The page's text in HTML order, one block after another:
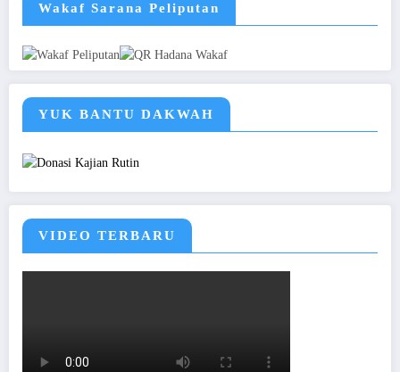
Wakaf Sarana Peliputan
YUK BANTU DAKWAH
VIDEO TERBARU